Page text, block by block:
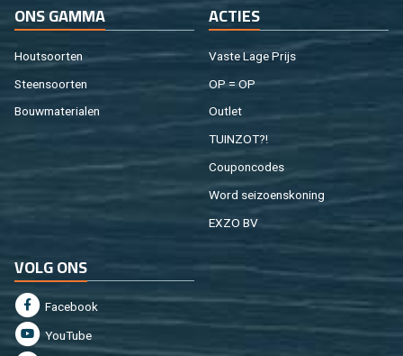
ONS GAMMA
Hout­soor­ten
Steen­soor­ten
Bouw­ma­te­ri­a­len
AC­TIES
Vaste Lage Prijs
OP = OP
Out­let
TUIN­ZOT?!
Cou­pon­co­des
Word sei­zoens­ko­ning
EXZO BV
VOLG ONS
Fa­cebook
You­Tu­be